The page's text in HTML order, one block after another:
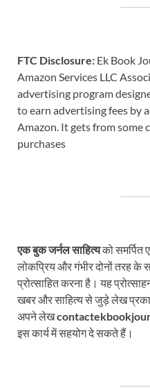
FTC Disclosure: Ek Book
Amazon Services LLC
advertising program
to earn advertising fees by
Amazon. It gets from
purchases
एक बुक जर्नल साहित्यको समर्पित
लोकप्रिय और गंभीर दोनों तरह के
प्रोत्साहित करना है। यह
खबर और साहित्य से जुड़े लेख
अपने लेख
इस कार्य में सहयोग दे सकते हैं।